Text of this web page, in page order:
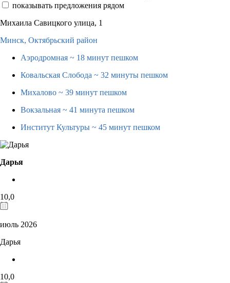
показывать предложения рядом
Михаила Савицкого улица, 1
Минск, Октябрьский район
Аэродромная ~ 18 минут пешком
Ковальская Слобода ~ 32 минуты пешком
Михалово ~ 39 минут пешком
Вокзальная ~ 41 минута пешком
Институт Культуры ~ 45 минут пешком
Дарья
10,0
июль 2026
Дарья
10,0